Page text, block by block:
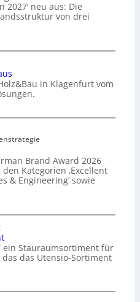
2027‘ neu aus: Die
von drei
in Klagenfurt vom
Brand Award 2026
Kategorien ‚Excellent
& Engineering‘ sowie
ein Stauraumsortiment für
das Utensio-Sortiment